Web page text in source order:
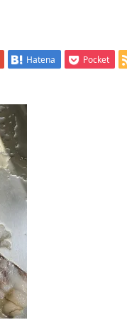
Hatena Pocket